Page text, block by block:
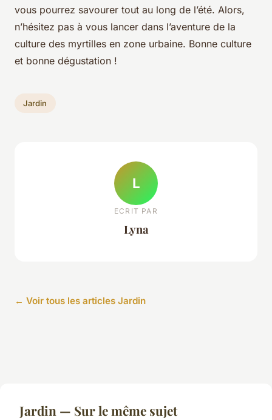
vous pourrez savourer tout au long de l’été. Alors,
n’hésitez pas à vous lancer dans l’aventure de la
culture des myrtilles en zone urbaine. Bonne culture
et bonne dégustation !
Jardin
L
ECRIT PAR
Lyna
← Voir tous les articles Jardin
Jardin — Sur le même sujet